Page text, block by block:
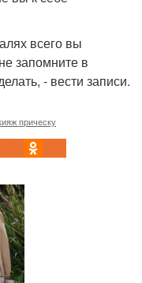
всего вы
запомните в
- вести записи.
прическу